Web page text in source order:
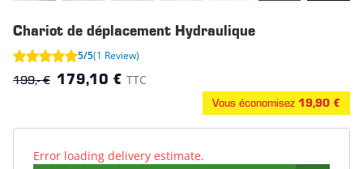
Chariot de déplacement Hydraulique
5/5(1 Review)
199,- € 179,10 € TTC
Vous économisez 19,90 €
Error loading delivery estimate.